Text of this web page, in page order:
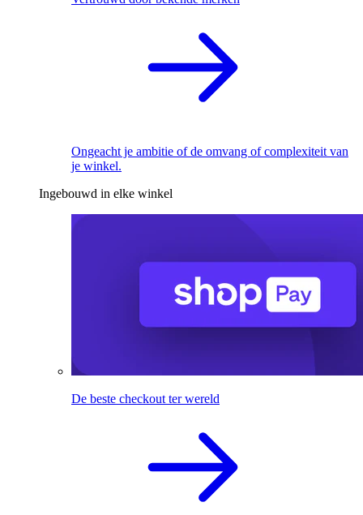
Ongeacht je ambitie of de omvang of complexiteit van
je winkel.
Ingebouwd in elke winkel
De beste checkout ter wereld